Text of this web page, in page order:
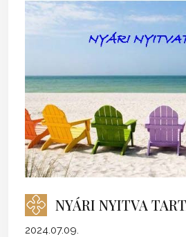
NYÁRI NYITVA
2024.07.09.